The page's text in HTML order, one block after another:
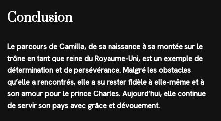
Conclusion
Le parcours de Camilla, de sa naissance à sa montée sur le
trône en tant que reine du Royaume-Uni, est un exemple de
détermination et de persévérance. Malgré les obstacles
qu’elle a rencontrés, elle a su rester fidèle à elle-même et à
son amour pour le prince Charles. Aujourd’hui, elle continue
de servir son pays avec grâce et dévouement.